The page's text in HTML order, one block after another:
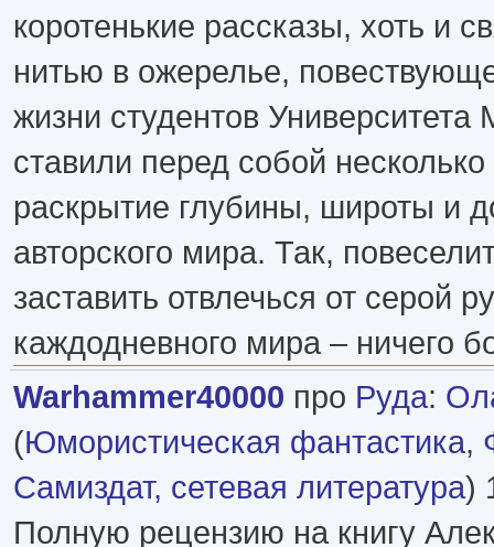
коротенькие рассказы, хоть и
нитью в ожерелье,
жизни студентов Университета
ставили перед собой
раскрытие глубины, широты и
авторского мира. Так,
заставить отвлечься от серой
каждодневного мира – ничего
Warhammer40000 про Руда:
(Юмористическая фантастика,
Самиздат, сетевая литература)
Полную рецензию на книгу